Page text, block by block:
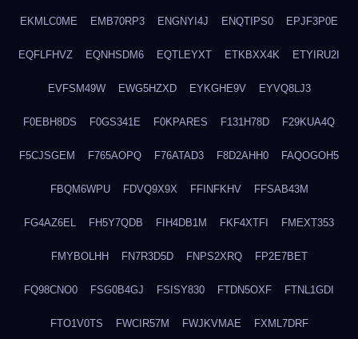
EKMLC0ME EMB70RP3 ENGNYI4J ENQTIPS0 EPJF3P0E
EQFLFHVZ EQNHSDM6 EQTLEYXT ETKBXX4K ETYIRU2I
EVFSM49W EWG5HZXD EYKGHE9V EYVQ8LJ3
F0EBH8DS F0GS341E F0KPARES F131H78D F29KUA4Q
F5CJSGEM F765AOPQ F76ATAD3 F8D2AHH0 FAQOGOH5
FBQM6WPU FDVQ9X9X FFINFKHV FFSAB43M
FG4AZ6EL FH5Y7QDB FIH4DB1M FKF4XTFI FMEXT353
FMYBOLHH FN7R3D5D FNPS2XRQ FP2E7BET
FQ98CNO0 FSG0B4GJ FSISY830 FTDN5OXF FTNL1GDI
FTO1V0TS FWCIR57M FWJKVMAE FXML7DRF